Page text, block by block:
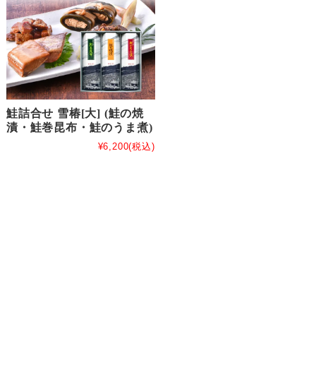
鮭詰合せ 雪椿[大] (鮭の焼
漬・鮭巻昆布・鮭のうま煮)
¥6,200(税込)